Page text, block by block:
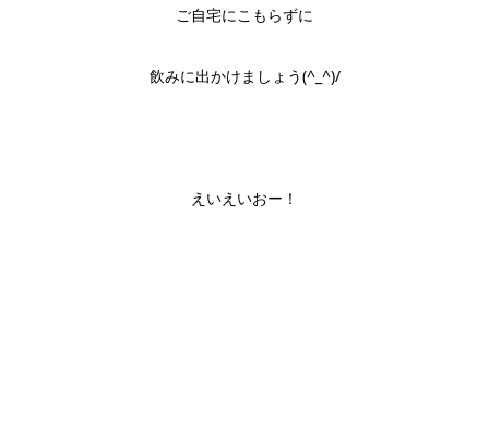
ご自宅にこもらずに
飲みに出かけましょう(^_^)/
えいえいおー！